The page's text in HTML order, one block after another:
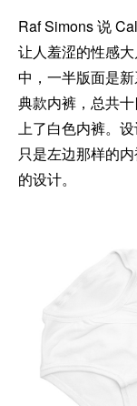
Raf Simons 说
让人羞涩的性感
中，一半版面是
典款内裤，总共
上了白色内裤。
只是左边那样的
的设计。